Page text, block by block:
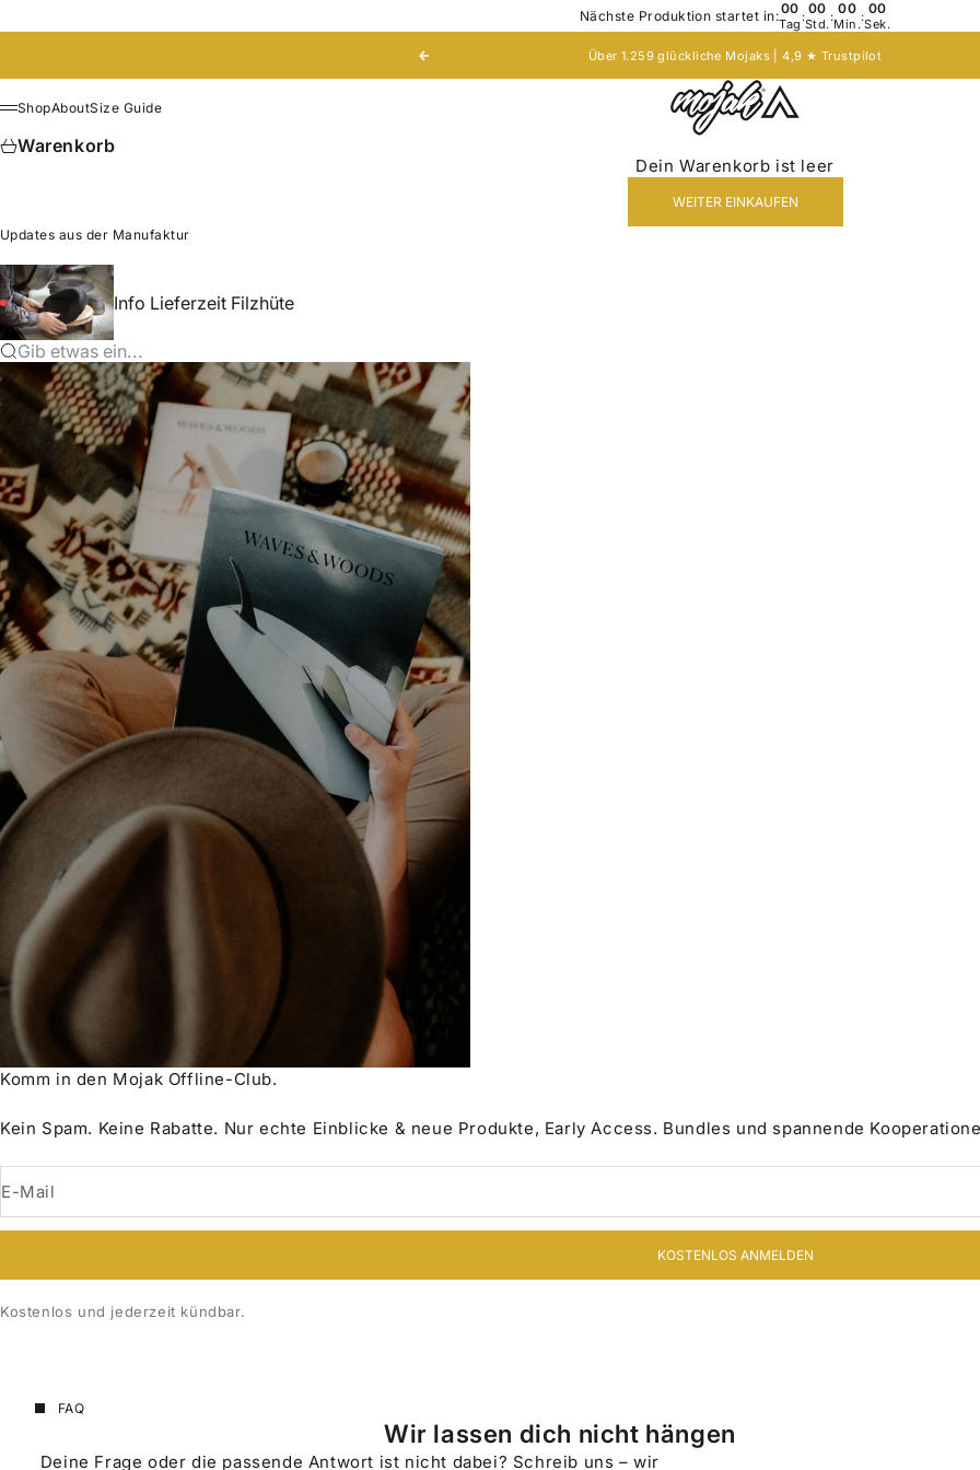
Nächste Produktion startet in:00
Tag
: 00
Std.
: 00
Min.
: 00
Sek.
Zurück Über 1.259 glückliche Mojaks | 4,9 ★ Trustpilot
Mojak - Hats to roam!
Menü
ShopAboutSize Guide
Warenkorb
Dein Warenkorb ist leer
WEITER EINKAUFEN
Updates aus der Manufaktur
Info Lieferzeit Filzhüte
Gib etwas ein...
Komm in den Mojak Offline-Club.
Kein Spam. Keine Rabatte. Nur echte Einblicke & neue Produkte, Early Access. Bundles und spannende
E-Mail
KOSTENLOS ANMELDEN
Kostenlos und jederzeit kündbar.
FAQ
Wir lassen dich nicht hängen
Deine Frage oder die passende Antwort ist nicht dabei? Schreib uns – wir